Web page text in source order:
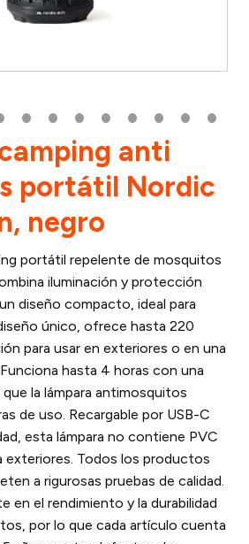
anti
portátil Nordic
negro
portátil repelente de mosquitos
iluminación y protección
diseño compacto, ideal para
único, ofrece hasta 220
para usar en exteriores o en una
hasta 4 horas con una
la lámpara antimosquitos
de uso. Recargable por USB-C
esta lámpara no contiene PVC
exteriores. Todos los productos
a rigurosas pruebas de calidad.
en el rendimiento y la durabilidad
por lo que cada artículo cuenta